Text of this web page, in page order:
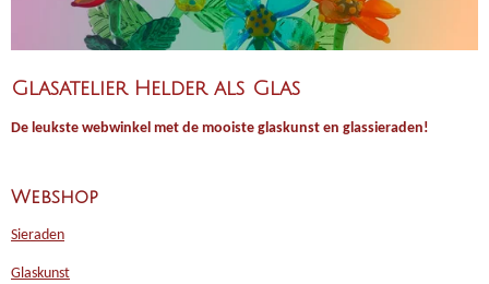
Glasatelier Helder als Glas
De leukste webwinkel met de mooiste glaskunst en glassieraden!
Webshop
Sieraden
Glaskunst